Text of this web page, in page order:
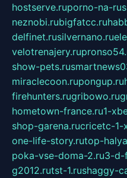
hostserve.ruporno-na-
neznobi.rubigfatcc.ru
delfinet.rusilvernano.ru
velotrenajery.ru
show-pets.ru
miraclecoon.rupongup.ru
firehunters.rugribowo.ru
hometown-france.ru1-
shop-garena.rucricetc-1-
one-life-story.rutop-
poka-vse-doma-2.ru3-d-
g2012.rutst-1.rushaggy-